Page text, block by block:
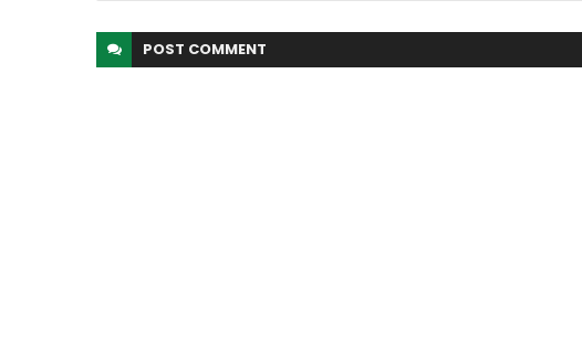
POST COMMENT